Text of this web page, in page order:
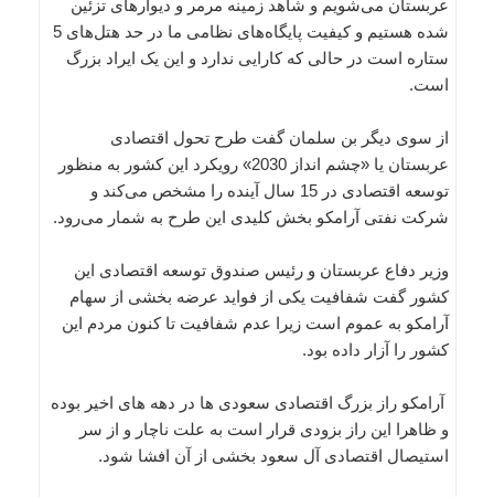
عربستان می‌شویم و شاهد زمینه مرمر و دیوارهای تزئین
شده هستیم و کیفیت پایگاه‌های نظامی ما در حد هتل‌های 5
ستاره است در حالی که کارایی ندارد و این یک ایراد بزرگ
است.
از سوی دیگر بن سلمان گفت طرح تحول اقتصادی
عربستان یا «چشم انداز 2030» رویکرد این کشور به منظور
توسعه اقتصادی در 15 سال آینده را مشخص می‌کند و
شرکت نفتی آرامکو بخش کلیدی این طرح به شمار می‌رود.
وزیر دفاع عربستان و رئیس صندوق توسعه اقتصادی این
کشور گفت شفافیت یکی از فواید عرضه بخشی از سهام
آرامکو به عموم است زیرا عدم شفافیت تا کنون مردم این
کشور را آزار داده بود.
آرامکو راز بزرگ اقتصادی سعودی ها در دهه های اخیر بوده
و ظاهرا این راز بزودی قرار است به علت ناچار و از سر
استیصال اقتصادی آل سعود بخشی از آن افشا شود.